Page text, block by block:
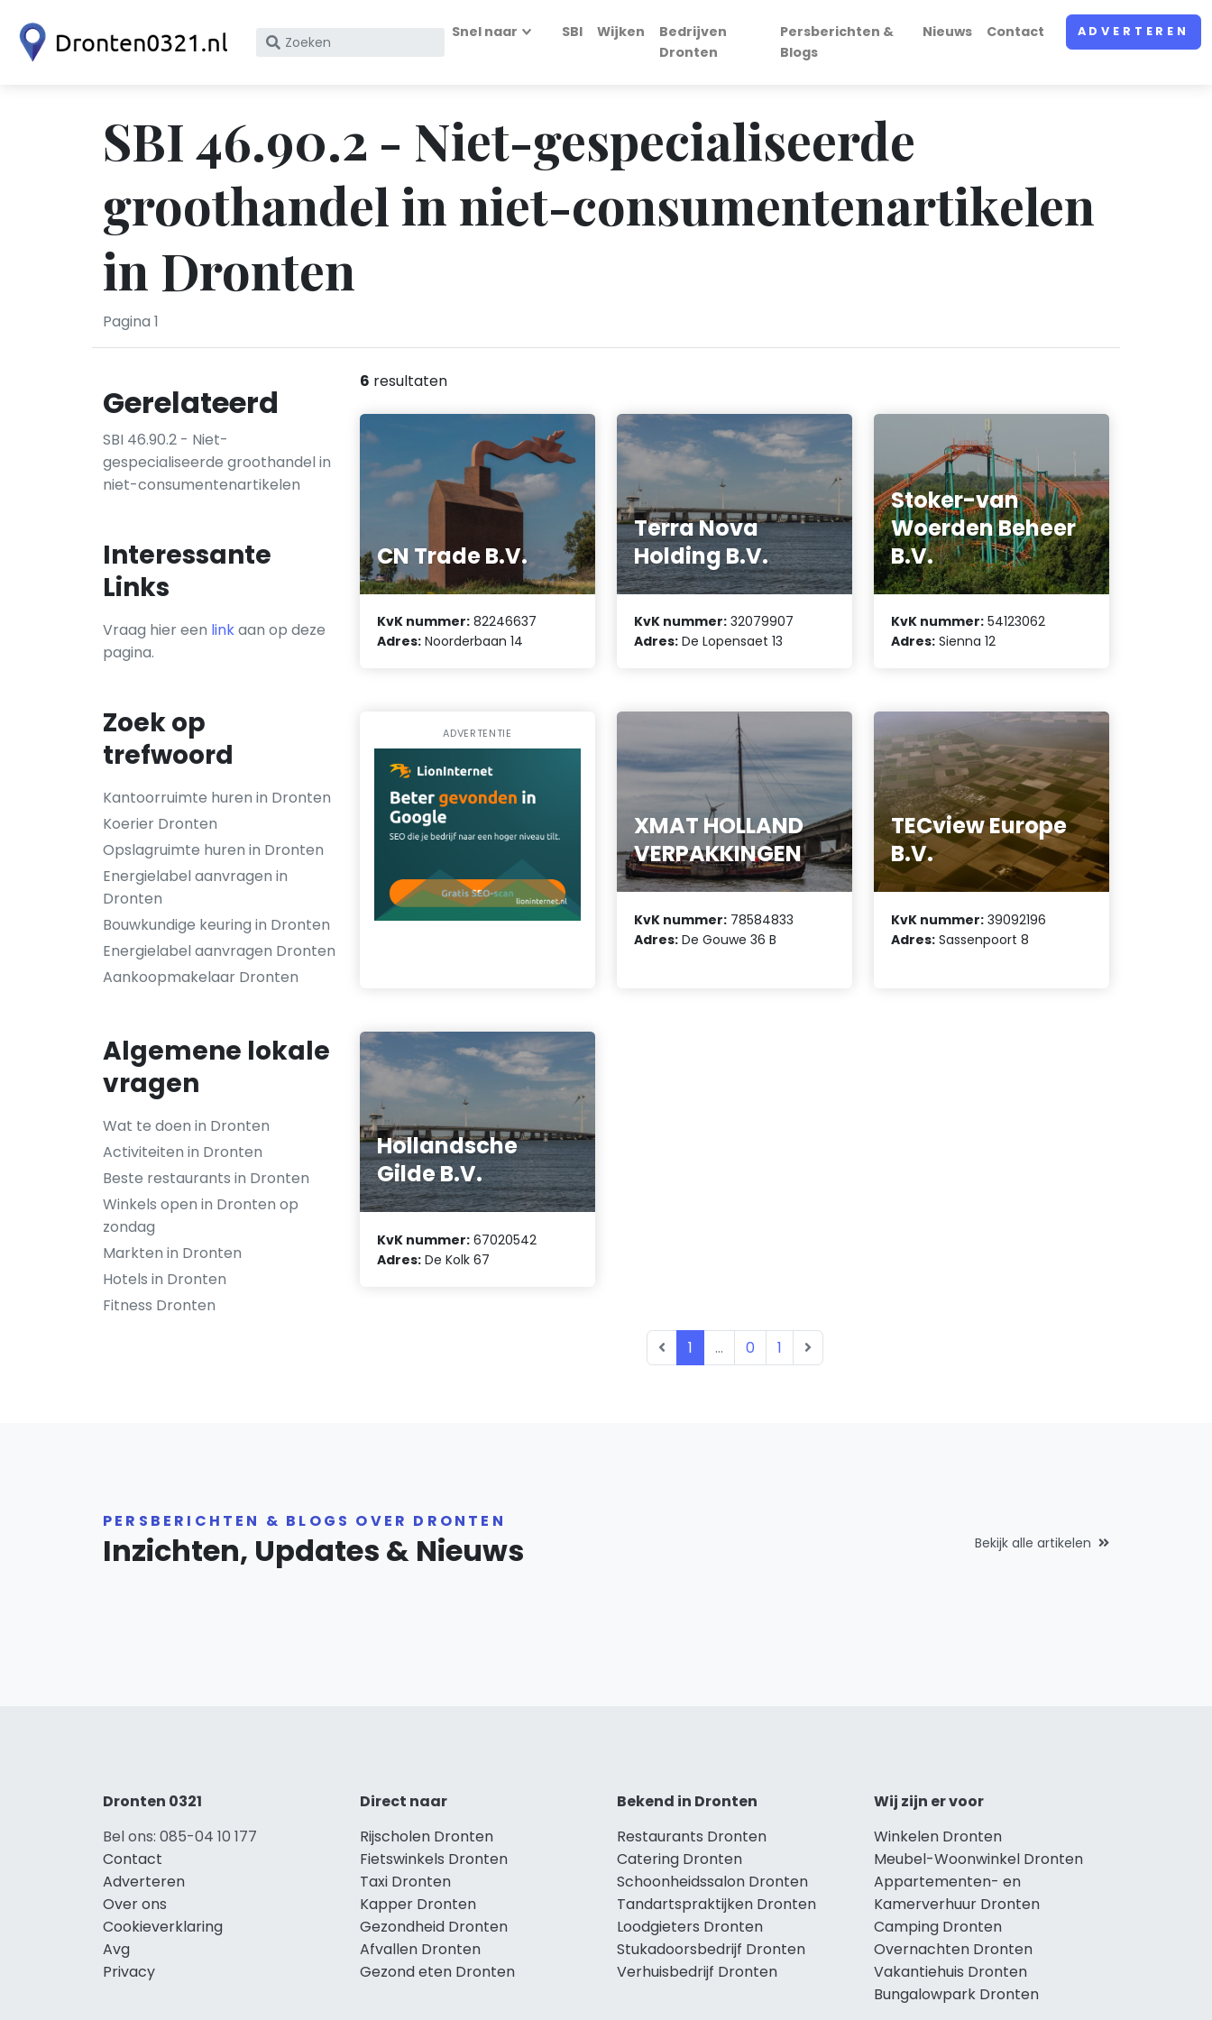
Zoek
KvK
nummer
Snel naar SBI Wijken
Bedrijven
Dronten
Persberichten &
Blogs
Nieuws Contact ADVERTEREN
SBI 46.90.2 - Niet-gespecialiseerde
groothandel in niet-consumentenartikelen
in Dronten
Pagina 1
Gerelateerd
SBI 46.90.2 - Niet-
gespecialiseerde groothandel in
niet-consumentenartikelen
Interessante
Links
Vraag hier een linkaan op deze
pagina.
Zoek op
trefwoord
Kantoorruimte huren in Dronten
Koerier Dronten
Opslagruimte huren in Dronten
Energielabel aanvragen in
Dronten
Bouwkundige keuring in Dronten
Energielabel aanvragen Dronten
Aankoopmakelaar Dronten
Algemene lokale
vragen
Wat te doen in Dronten
Activiteiten in Dronten
Beste restaurants in Dronten
Winkels open in Dronten op
zondag
Markten in Dronten
Hotels in Dronten
Fitness Dronten
6 resultaten
CN Trade B.V.
KvK nummer: 82246637
Adres: Noorderbaan 14
Terra Nova
Holding B.V.
KvK nummer: 32079907
Adres: De Lopensaet 13
Stoker-van
Woerden Beheer
B.V.
KvK nummer: 54123062
Adres: Sienna 12
ADVERTENTIE
XMAT HOLLAND
VERPAKKINGEN
KvK nummer: 78584833
Adres: De Gouwe 36 B
TECview Europe
B.V.
KvK nummer: 39092196
Adres: Sassenpoort 8
Hollandsche
Gilde B.V.
KvK nummer: 67020542
Adres: De Kolk 67
1 ... 0 1
PERSBERICHTEN & BLOGS OVER DRONTEN
Inzichten, Updates & Nieuws Bekijk alle artikelen
Dronten 0321
Bel ons: 085-04 10 177
Contact
Adverteren
Over ons
Cookieverklaring
Avg
Privacy
Direct naar
Rijscholen Dronten
Fietswinkels Dronten
Taxi Dronten
Kapper Dronten
Gezondheid Dronten
Afvallen Dronten
Gezond eten Dronten
Bekend in Dronten
Restaurants Dronten
Catering Dronten
Schoonheidssalon Dronten
Tandartspraktijken Dronten
Loodgieters Dronten
Stukadoorsbedrijf Dronten
Verhuisbedrijf Dronten
Wij zijn er voor
Winkelen Dronten
Meubel-Woonwinkel Dronten
Appartementen- en
Kamerverhuur Dronten
Camping Dronten
Overnachten Dronten
Vakantiehuis Dronten
Bungalowpark Dronten